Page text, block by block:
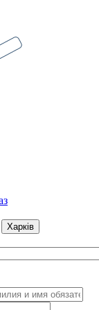
Харків